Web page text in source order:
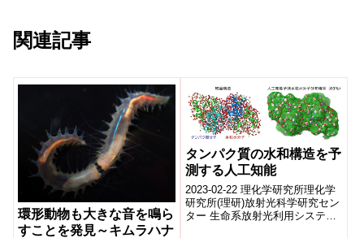
関連記事
環形動物も大きな音を鳴ら
すことを発見～キムラハナ
タンパク質の水和構造を予
測する人工知能
2023-02-22 理化学研究所理化学
研究所(理研)放射光科学研究セン
ター 生命系放射光利用システム